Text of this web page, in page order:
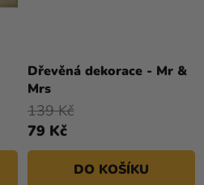
Dřevěná dekorace - Mr &
Mrs
79 Kč
139 Kč
DO KOŠÍKU